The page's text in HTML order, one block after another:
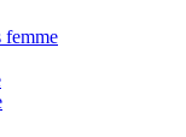
femme